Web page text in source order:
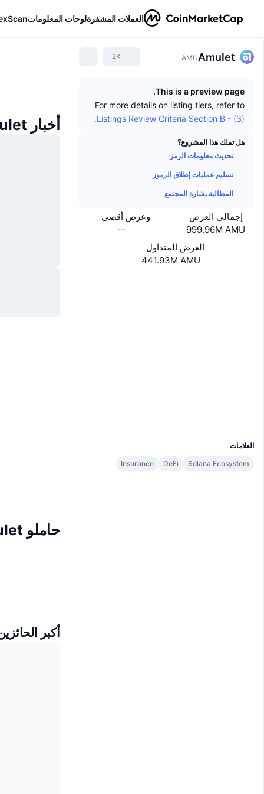
العملات المشفرةلوحات المعلومات
Amulet
AMU
2K
This is a preview page.
For more details on listing tiers, refer to
Listings Review Criteria Section B - (3).
هل تملك هذا المشروع؟
تحديث معلومات الرمز
تسليم عمليات إطلاق الرموز
المطالبة بشارة المجتمع
إجمالي العرض
999.96M AMU
وعرض أقصى
--
العرض المتداول
441.93M AMU
العلامات
Solana Ecosystem
DeFi
Insurance
أخبار Amulet
حاملو Amulet
أكبر